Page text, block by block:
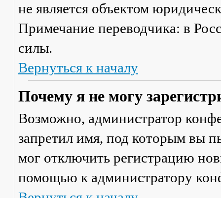
не является объектом
Примечание переводчика: в
силы.
Вернуться к началу
Почему я не могу
Возможно, администратор
запретил имя, под которым вы
мог отключить регистрацию
помощью к администратору